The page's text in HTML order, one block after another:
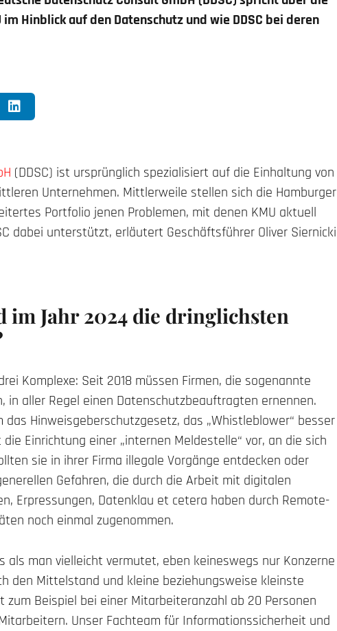
Hinblick auf den Datenschutz und wie DDSC bei deren
(DDSC) ist ursprünglich spezialisiert auf die Einhaltung von
Unternehmen. Mittlerweile stellen sich die Hamburger
Portfolio jenen Problemen, mit denen KMU aktuell
dabei unterstützt, erläutert Geschäftsführer Oliver Siernicki
im Jahr 2024 die dringlichsten
Komplexe: Seit 2018 müssen Firmen, die sogenannte
in aller Regel einen Datenschutzbeauftragten ernennen.
Hinweisgeberschutzgesetz, das „Whistleblower“ besser
Einrichtung einer „internen Meldestelle“ vor, an die sich
sie in ihrer Firma illegale Vorgänge entdecken oder
Gefahren, die durch die Arbeit mit digitalen
Erpressungen, Datenklau et cetera haben durch Remote-
noch einmal zugenommen.
als man vielleicht vermutet, eben keineswegs nur Konzerne
den Mittelstand und kleine beziehungsweise kleinste
Beispiel bei einer Mitarbeiteranzahl ab 20 Personen
Unser Fachteam für Informationssicherheit und